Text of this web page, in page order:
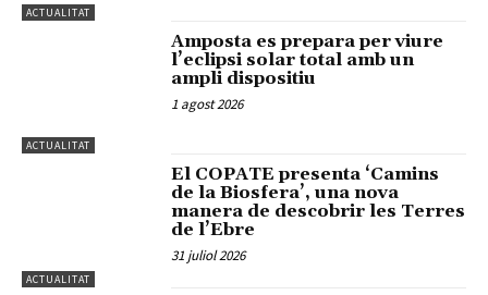
ACTUALITAT
ACTUALITAT
Amposta es prepara per viure
l’eclipsi solar total amb un
ampli dispositiu
1 agost 2026
ACTUALITAT
El COPATE presenta ‘Camins
de la Biosfera’, una nova
manera de descobrir les Terres
de l’Ebre
31 juliol 2026